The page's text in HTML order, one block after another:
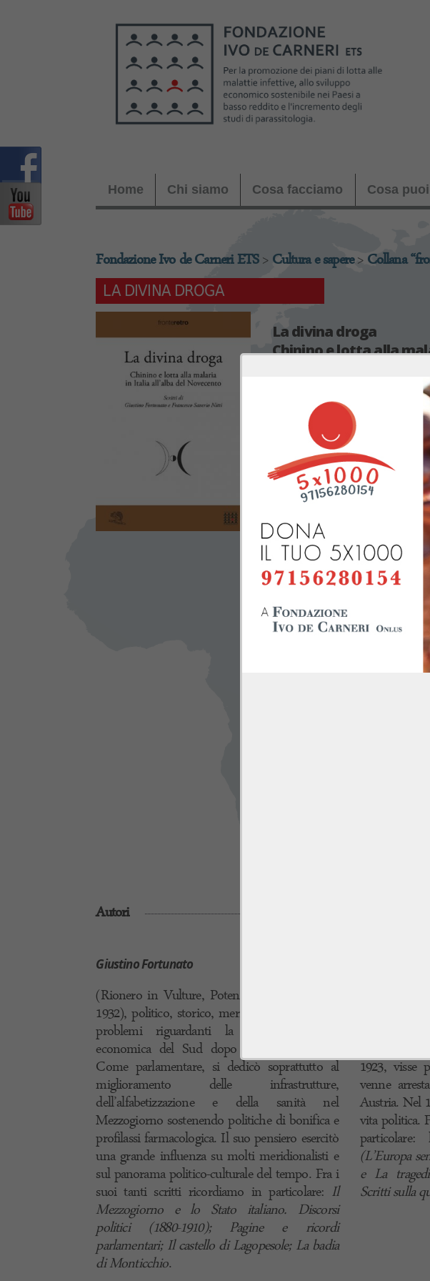
Home Chi siamo Cosa facciamo Cosa
Fondazione Ivo de Carneri ETS>Cultura e sapere>Collana
LA DIVINA DROGA
La divina droga
Chinino e lotta alla
Scritti di Giustino Fortunato
Giustino Fortunato non
dichiarava: «Non
Mezzogiorno chi per poco
Saverio Nitti dava prova di
«La malaria […] è la base
rapporti di produzione e di
qualsiasi altra causa».
In Italia, alla fine
su un terzo del territorio e
rendendo molto difficili le
sociali.
La situazione era
la presenza del latifondo e
Mentre brillanti scienziati
Autori
Giustino Fortunato
(Rionero in Vulture, Potenza, 1848 – Napoli,
1932), politico, storico, meridionalista. Studiò i
problemi riguardanti la crisi sociale ed
economica del Sud dopo l’Unità nazionale.
Come parlamentare, si dedicò soprattutto al
miglioramento delle infrastrutture,
dell’alfabetizzazione e della sanità nel
Mezzogiorno sostenendo politiche di bonifica e
profilassi farmacologica. Il suo pensiero esercitò
una grande influenza su molti meridionalisti e
sul panorama politico-culturale del tempo. Fra i
suoi tanti scritti ricordiamo in particolare: Il
Mezzogiorno e lo Stato italiano. Discorsi
politici (1880-1910); Pagine e ricordi
parlamentari; Il castello di Lagopesole; La badia
di Monticchio.
1923, visse
venne
Austria. Nel
vita politica.
(L’Europa
e La
Scritti sulla